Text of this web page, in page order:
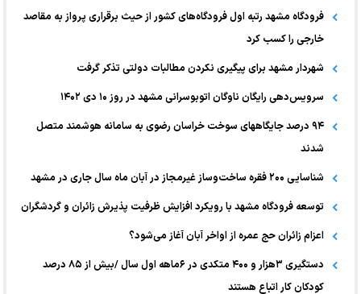
فرودگاه مشهد رتبه‌ اول فرودگاه‌های کشور از حیث برقراری پرواز به مقاصد
خارجی را کسب کرد
شهردار مشهد برای پیگیری نکردن مطالبات دولتی تذکر گرفت
سرویس‌دهی رایگان ناوگان اتوبوسرانی مشهد در روز ١۰ دی ۱۴۰۲
۹۴ درصد جایگاههای سوخت خراسان رضوی به سامانه هوشمند متصل
شدند
شناسایی ۲۰۰ فقره ساخت‌وساز غیرمجاز در آبان ماه سال جاری در مشهد
توسعه فرودگاه مشهد با رویکرد افزایش ظرفیت پذیرش زائران و گردشگران
اعزام زائران حج عمره از اواخر آبان آغاز می‌شود؟
دستگیری ۳هزار و ۴۰۰ متکدی در ۶ماهه اول سال /بیش از ۸۵ درصد
کودکان کار اتباع هستند